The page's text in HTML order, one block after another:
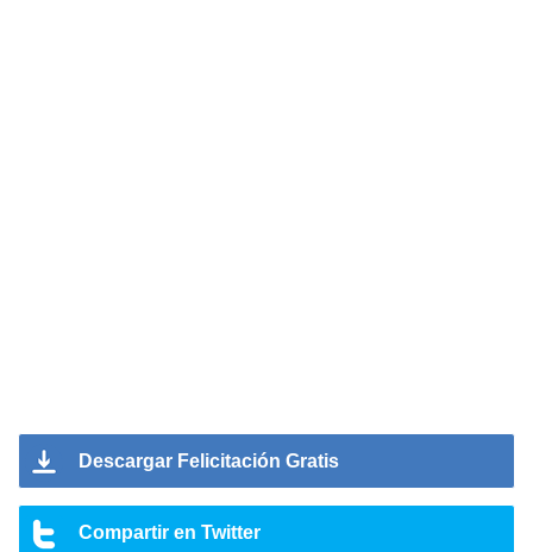
Descargar Felicitación Gratis
Compartir en Twitter